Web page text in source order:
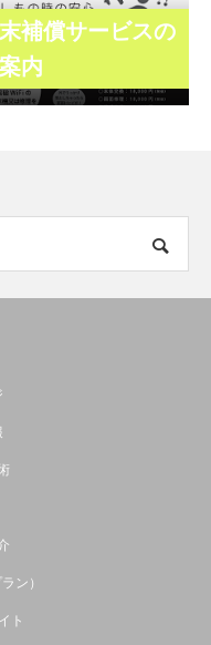
補償サービスの
内
ン）
ト